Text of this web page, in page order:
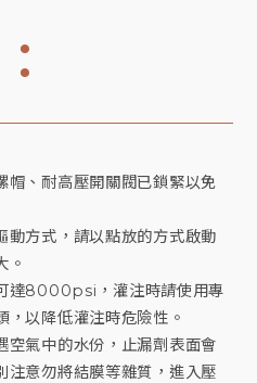
帽、耐高壓開關閥已鎖緊以免
動方式，請以點放的方式啟動
。
達8000psi，灌注時請使用專
，以降低灌注時危險性。
空氣中的水份，止漏劑表面會
注意勿將結膜等雜質，進入壓